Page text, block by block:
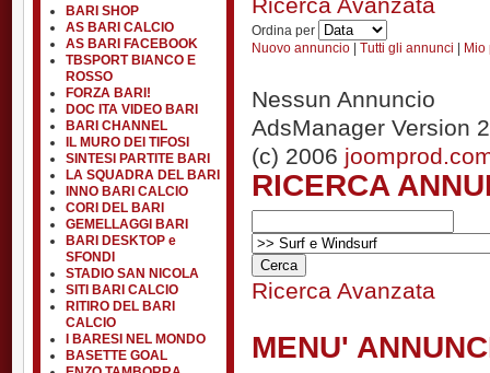
BARI SHOP
AS BARI CALCIO
AS BARI FACEBOOK
TBSPORT BIANCO E
ROSSO
FORZA BARI!
DOC ITA VIDEO BARI
BARI CHANNEL
IL MURO DEI TIFOSI
SINTESI PARTITE BARI
LA SQUADRA DEL BARI
INNO BARI CALCIO
CORI DEL BARI
GEMELLAGGI BARI
BARI DESKTOP e
SFONDI
STADIO SAN NICOLA
SITI BARI CALCIO
RITIRO DEL BARI
CALCIO
I BARESI NEL MONDO
BASETTE GOAL
Ordina per
Nuovo annuncio | Tutti gli annunci | Mio
Nessun Annuncio
AdsManager Version
(c) 2006
RICERCA
Ricerca Avanzata
MENU'